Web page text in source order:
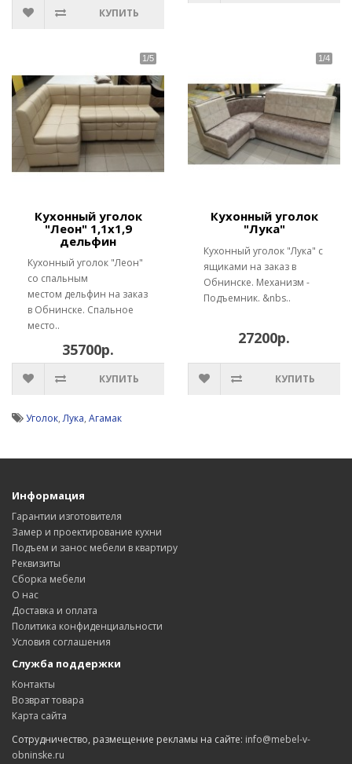
КУПИТЬ
Кухонный уголок
"Леон" 1,1х1,9
дельфин
Кухонный уголок "Леон"
со спальным
местом дельфин на заказ
в Обнинске. Спальное
место..
35700р.
КУПИТЬ
Кухонный уголок
"Лука"
Кухонный уголок "Лука" с
ящиками на заказ в
Обнинске. Механизм -
Подъемник. &nbs..
27200р.
КУПИТЬ
Уголок,Лука, Агамак
Информация
Гарантии изготовителя
Замер и проектирование кухни
Подъем и занос мебели в квартиру
Реквизиты
Сборка мебели
О нас
Доставка и оплата
Политика конфиденциальности
Условия соглашения
Служба поддержки
Контакты
Возврат товара
Карта сайта
Сотрудничество, размещение рекламы на сайте: info@mebel-v-
obninske.ru